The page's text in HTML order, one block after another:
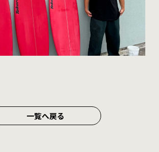
一覧へ戻る